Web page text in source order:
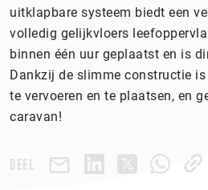
uitklapbare systeem biedt een
volledig gelijkvloers
binnen één uur geplaatst en is
Dankzij de slimme constructie
te vervoeren en te plaatsen, en
caravan!
DEEL